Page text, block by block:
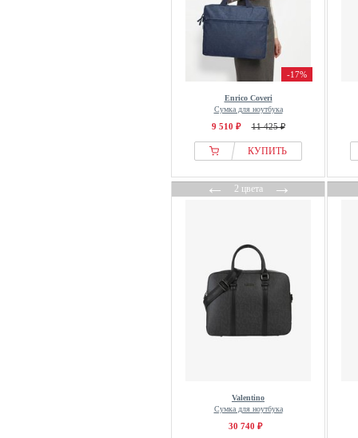
-17%
Enrico Coveri
Сумка для ноутбука
9 510 ₽ 11 425 ₽
КУПИТЬ
←2 цвета→
Valentino
Сумка для ноутбука
30 740 ₽